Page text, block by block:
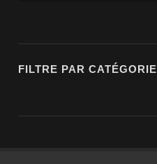
FILTRE PAR CATÉGORIE